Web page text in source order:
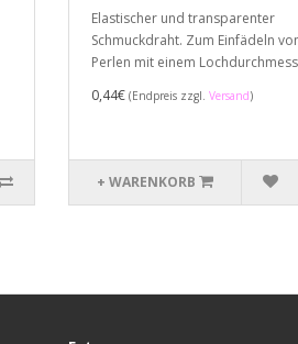
Elastischer und transparenter
Schmuckdraht. Zum Einfädeln
Perlen mit einem
0,44€ (Endpreis zzgl. Versand)
+ WARENKORB